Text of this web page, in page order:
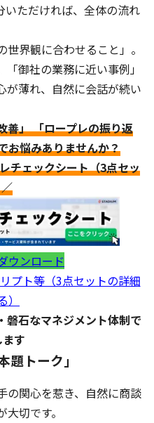
いただければ、全体の流れ
界観に合わせること」。
御社の業務に近い事例」
が薄れ、自然に会話が続い
善」 「ロープレの振り返
お悩みありませんか？
チェックシート（3点セッ
ウンロード
プト等（3点セットの詳細
石なマネジメント体制で
す
題トーク」
の関心を惹き、自然に商談
切です。